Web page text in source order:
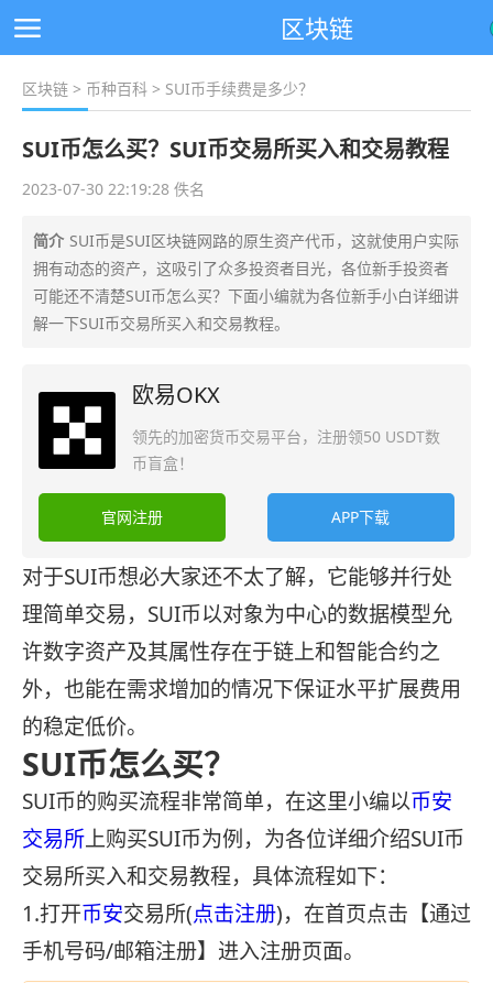
区块链
区块链 > 币种百科 > SUI币手续费是多少？
SUI币怎么买？SUI币交易所买入和交易教程
2023-07-30 22:19:28 佚名
简介 SUI币是SUI区块链网路的原生资产代币，这就使用户实际
拥有动态的资产，这吸引了众多投资者目光，各位新手投资者
可能还不清楚SUI币怎么买？下面小编就为各位新手小白详细讲
解一下SUI币交易所买入和交易教程。
欧易OKX
领先的加密货币交易平台，注册领50 USDT数
币盲盒！
官网注册 APP下载
对于SUI币想必大家还不太了解，它能够并行处
理简单交易，SUI币以对象为中心的数据模型允
许数字资产及其属性存在于链上和智能合约之
外，也能在需求增加的情况下保证水平扩展费用
的稳定低价。
SUI币怎么买？
SUI币的购买流程非常简单，在这里小编以币安
交易所上购买SUI币为例，为各位详细介绍SUI币
交易所买入和交易教程，具体流程如下：
1.打开币安交易所(点击注册)，在首页点击【通过
手机号码/邮箱注册】进入注册页面。